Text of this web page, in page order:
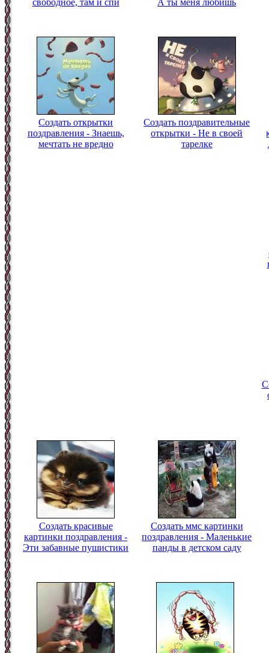
Создать открытки
поздравления - Знаешь,
мечтать не вредно
Создать поздравительные
открытки - Не в своей
тарелке
Создать красивые
картинки поздравления -
Эти забавные пушистики
Создать ммс картинки
поздравления - Маленькие
панды в детском саду